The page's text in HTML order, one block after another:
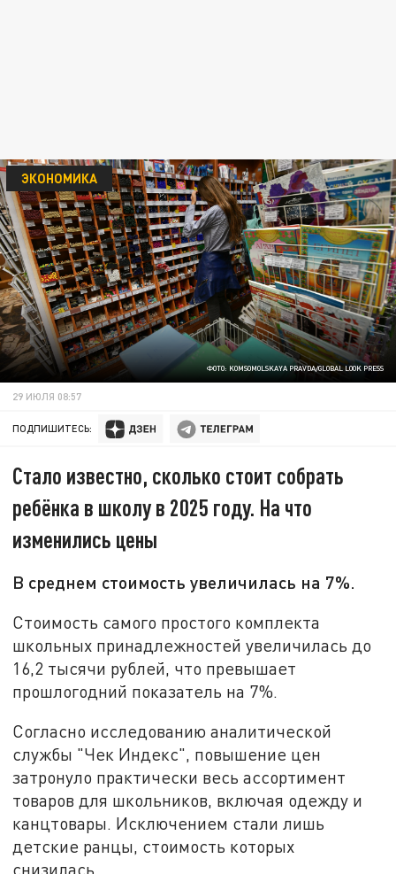
ФОТО: KOMSOMOLSKAYA PRAVDA/GLOBAL LOOK PRESS
ЭКОНОМИКА
29 ИЮЛЯ 08:57
ПОДПИШИТЕСЬ:
Стало известно, сколько стоит собрать
ребёнка в школу в 2025 году. На что
изменились цены
В среднем стоимость увеличилась на 7%.
Стоимость самого простого комплекта
школьных принадлежностей увеличилась до
16,2 тысячи рублей, что превышает
прошлогодний показатель на 7%.
Согласно исследованию аналитической
службы "Чек Индекс", повышение цен
затронуло практически весь ассортимент
товаров для школьников, включая одежду и
канцтовары. Исключением стали лишь
детские ранцы, стоимость которых
снизилась.